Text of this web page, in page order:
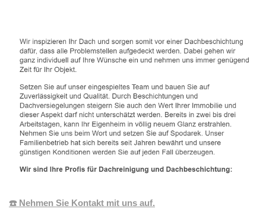
☎️ Nehmen Sie Kontakt mit uns auf.